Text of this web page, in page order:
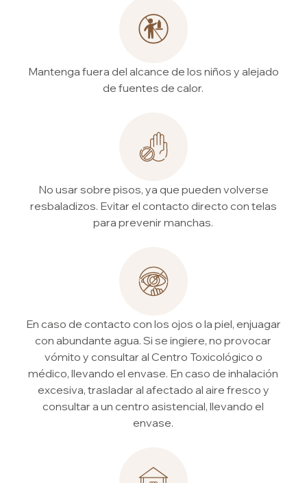
Mantenga fuera del alcance de los niños y alejado
de fuentes de calor.
No usar sobre pisos, ya que pueden volverse
resbaladizos. Evitar el contacto directo con telas
para prevenir manchas.
En caso de contacto con los ojos o la piel, enjuagar
con abundante agua. Si se ingiere, no provocar
vómito y consultar al Centro Toxicológico o
médico, llevando el envase. En caso de inhalación
excesiva, trasladar al afectado al aire fresco y
consultar a un centro asistencial, llevando el
envase.